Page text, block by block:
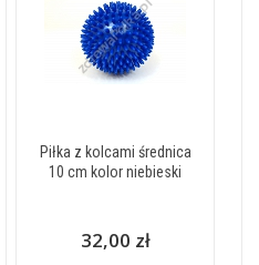
Piłka z kolcami średnica
10 cm kolor niebieski
32,00 zł